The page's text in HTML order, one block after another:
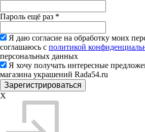
Пароль ещё раз *
Я даю согласие на обработку моих
соглашаюсь с политикой
персональных данных
Я хочу получать интересные
магазина украшений Rada54.ru
X